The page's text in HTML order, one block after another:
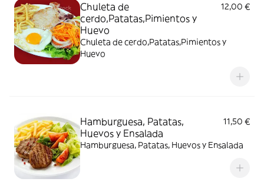
Chuleta de
cerdo,Patatas,Pimientos y
Huevo
12,00 €
Chuleta de cerdo,Patatas,Pimientos y
Huevo
Hamburguesa, Patatas,
Huevos y Ensalada
11,50 €
Hamburguesa, Patatas, Huevos y Ensalada